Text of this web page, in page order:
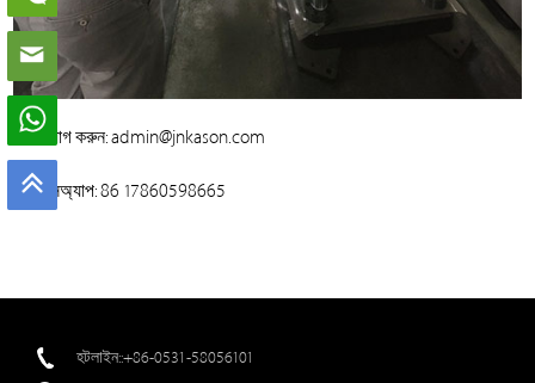
যোগাযোগ করুন: admin@jnkason.com
হোয়াটসঅ্যাপ: 86 17860598665
হটলাইন::+86-0531-58056101